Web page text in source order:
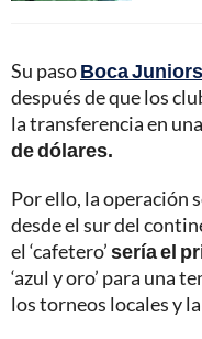
Su pasoBoca Juniors
después de que los
la transferencia en
de dólares.
Por ello, la operación
desde el sur del
el ‘cafetero’sería el
‘azul y oro’ para una
los torneos locales y la